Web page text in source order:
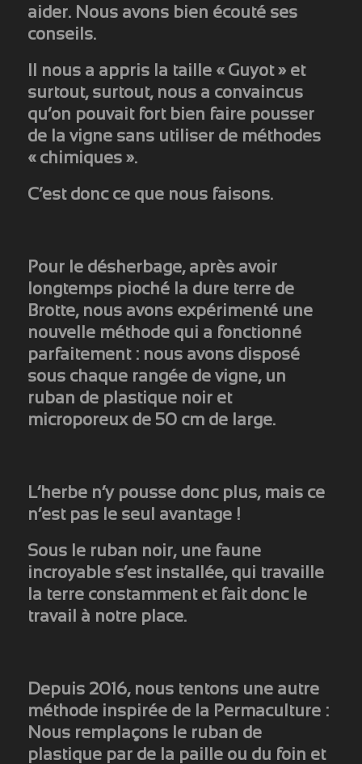
aider. Nous avons bien écouté ses
conseils.
Il nous a appris la taille « Guyot » et
surtout, surtout, nous a convaincus
qu’on pouvait fort bien faire pousser
de la vigne sans utiliser de méthodes
« chimiques ».
C’est donc ce que nous faisons.
Pour le désherbage, après avoir
longtemps pioché la dure terre de
Brotte, nous avons expérimenté une
nouvelle méthode qui a fonctionné
parfaitement : nous avons disposé
sous chaque rangée de vigne, un
ruban de plastique noir et
microporeux de 50 cm de large.
L’herbe n’y pousse donc plus, mais ce
n’est pas le seul avantage !
Sous le ruban noir, une faune
incroyable s’est installée, qui travaille
la terre constamment et fait donc le
travail à notre place.
Depuis 2016, nous tentons une autre
méthode inspirée de la Permaculture :
Nous remplaçons le ruban de
plastique par de la paille ou du foin et